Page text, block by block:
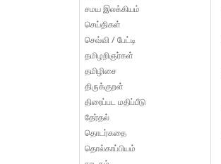
சமய இலக்கியம்
செய்திகள்
செவ்வி / பேட்டி
தமிழறிஞர்கள்
தமிழிசை
திருக்குறள்
திரைப்பட மதிப்பீடு
தேர்தல்
தொடர்கதை
தொல்காப்பியம்